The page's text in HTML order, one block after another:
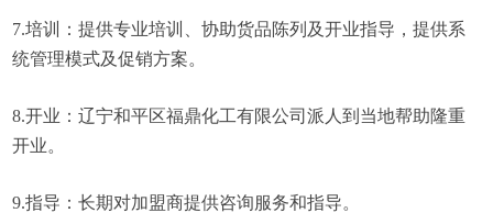
7.培训：提供专业培训、协助货品陈列及开业指导，提供系
统管理模式及促销方案。
8.开业：辽宁和平区福鼎化工有限公司派人到当地帮助隆重
开业。
9.指导：长期对加盟商提供咨询服务和指导。